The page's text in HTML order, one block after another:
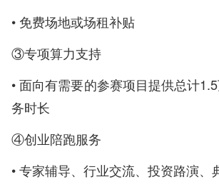
• 免费场地或场租补贴
③专项算力支持
• 面向有需要的参赛项目提供总计
务时长
④创业陪跑服务
• 专家辅导、行业交流、投资路演